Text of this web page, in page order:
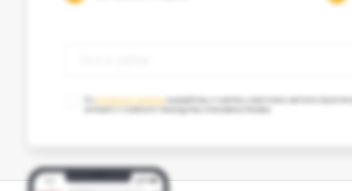
Suprivatumo politikasusipažinau ir sutinku, kad mano asmens
renkami ir tvarkomi tiesioginės rinkodaros tikslais.